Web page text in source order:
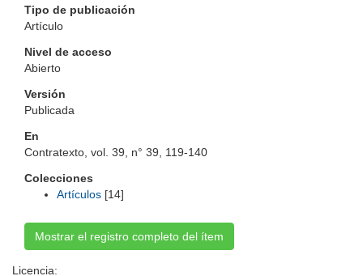
Tipo de publicación
Artículo
Nivel de acceso
Abierto
Versión
Publicada
En
Contratexto, vol. 39, n° 39, 119-140
Colecciones
Artículos [14]
Mostrar el registro completo del ítem
Licencia: